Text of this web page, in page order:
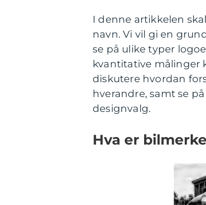
I denne artikkelen
navn. Vi vil gi en
se på ulike typer
kvantitative målinger
diskutere hvordan
hverandre, samt se
designvalg.
Hva er